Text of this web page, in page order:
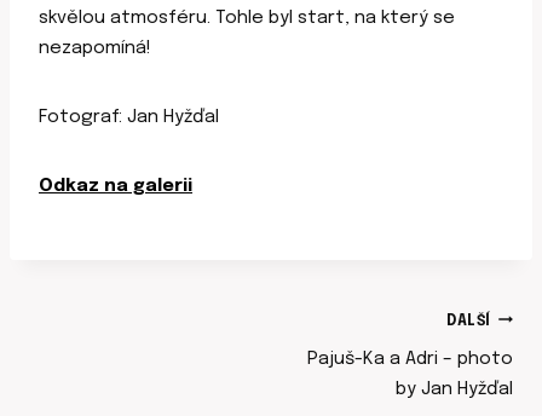
skvělou atmosféru. Tohle byl start, na který se
nezapomíná!
Fotograf: Jan Hyžďal
Odkaz na galerii
DALŠÍ
Pajuš-Ka a Adri – photo
by Jan Hyžďal